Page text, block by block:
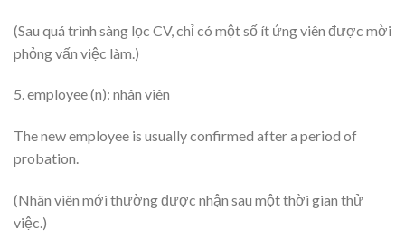
(Sau quá trình sàng lọc CV, chỉ có một số ít ứng viên được mời
phỏng vấn việc làm.)
5. employee (n): nhân viên
The new employee is usually confirmed after a period of
probation.
(Nhân viên mới thường được nhận sau một thời gian thử
việc.)